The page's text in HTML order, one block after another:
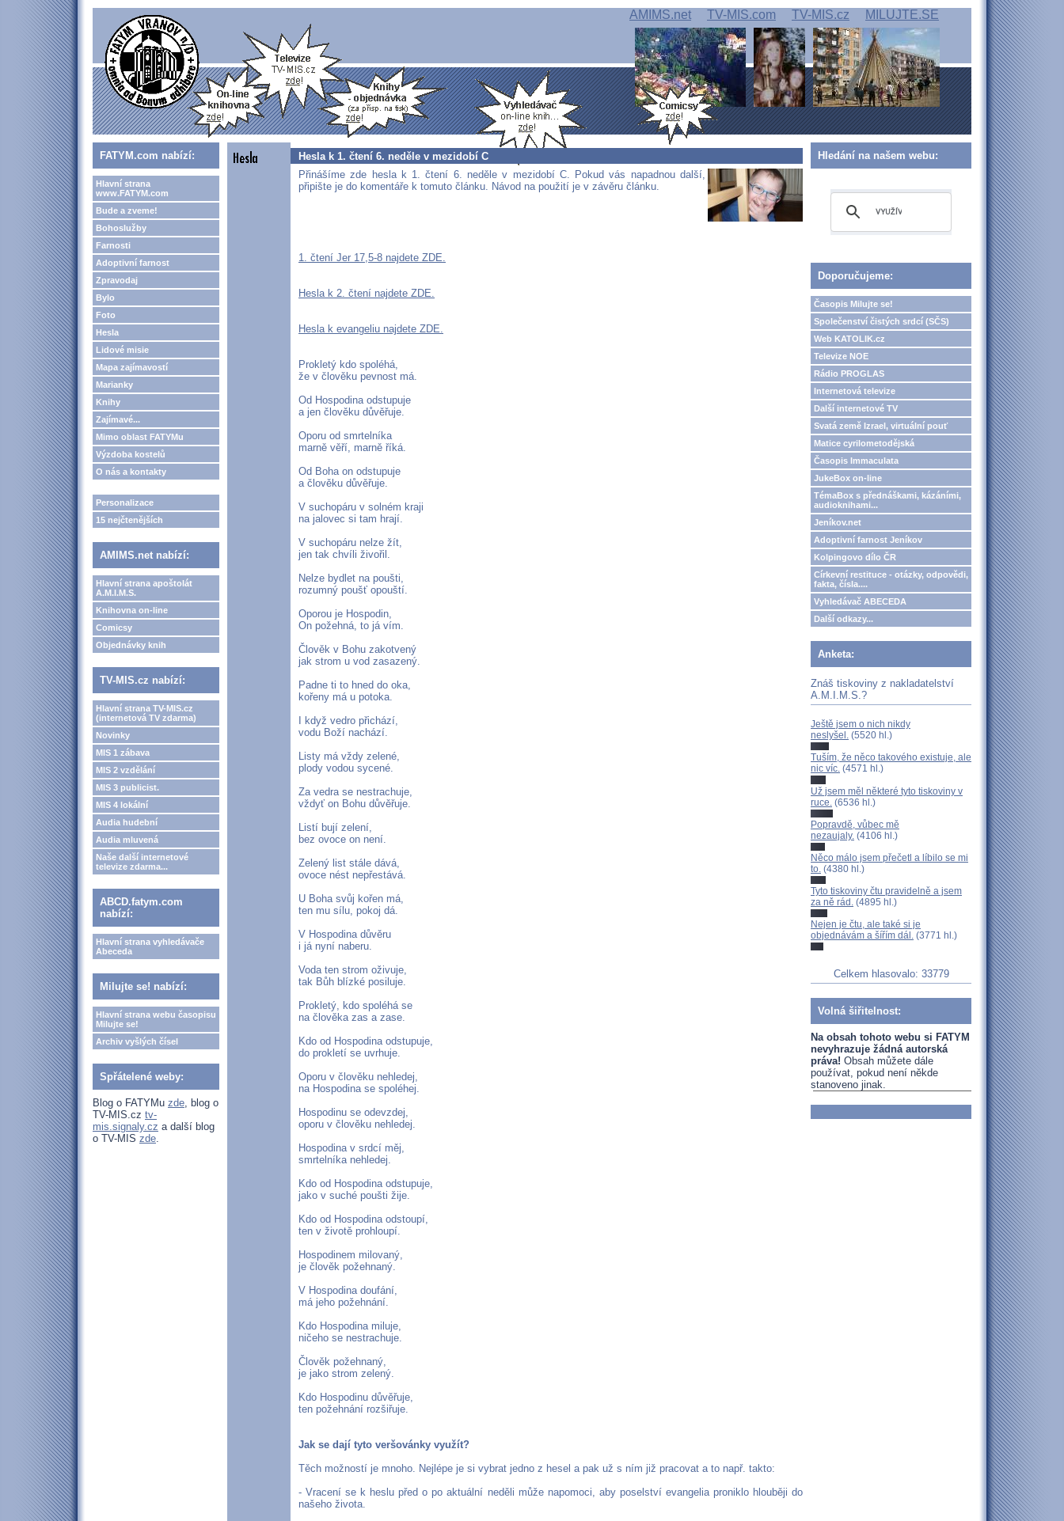
AMIMS.net TV-MIS.com TV-MIS.cz MILUJTE.SE
FATYM.com nabízí:
Hlavní strana
www.FATYM.com
Bude a zveme!
Bohoslužby
Farnosti
Adoptivní farnost
Zpravodaj
Bylo
Foto
Hesla
Lidové misie
Mapa zajímavostí
Marianky
Knihy
Zajímavé...
Mimo oblast FATYMu
Výzdoba kostelů
O nás a kontakty
Personalizace
15 nejčtenějších
AMIMS.net nabízí:
Hlavní strana apoštolát
A.M.I.M.S.
Knihovna on-line
Comicsy
Objednávky knih
TV-MIS.cz nabízí:
Hlavní strana TV-MIS.cz
(internetová TV zdarma)
Novinky
MIS 1 zábava
MIS 2 vzdělání
MIS 3 publicist.
MIS 4 lokální
Audia hudební
Audia mluvená
Naše další internetové
televize zdarma...
ABCD.fatym.com
nabízí:
Hlavní strana vyhledávače
Abeceda
Milujte se! nabízí:
Hlavní strana webu časopisu
Milujte se!
Archiv vyšlých čísel
Spřátelené weby:
Blog o FATYMu zde, blog o
TV-MIS.cz tv-
mis.signaly.cz a další blog
o TV-MIS zde.
Hesla k 1. čtení 6. neděle v mezidobí C
Přinášíme zde hesla k 1. čtení 6. neděle v mezidobí C. Pokud vás napadnou další,
připište je do komentáře k tomuto článku. Návod na použití je v závěru článku.
1. čtení Jer 17,5-8 najdete ZDE.
Hesla k 2. čtení najdete ZDE.
Hesla k evangeliu najdete ZDE.
Prokletý kdo spoléhá,
že v člověku pevnost má.
Od Hospodina odstupuje
a jen člověku důvěřuje.
Oporu od smrtelníka
marně věří, marně říká.
Od Boha on odstupuje
a člověku důvěřuje.
V suchopáru v solném kraji
na jalovec si tam hrají.
V suchopáru nelze žít,
jen tak chvíli živořil.
Nelze bydlet na poušti,
rozumný poušť opouští.
Oporou je Hospodin,
On požehná, to já vím.
Člověk v Bohu zakotvený
jak strom u vod zasazený.
Padne ti to hned do oka,
kořeny má u potoka.
I když vedro přichází,
vodu Boží nachází.
Listy má vždy zelené,
plody vodou sycené.
Za vedra se nestrachuje,
vždyť on Bohu důvěřuje.
Listí bují zelení,
bez ovoce on není.
Zelený list stále dává,
ovoce nést nepřestává.
U Boha svůj kořen má,
ten mu sílu, pokoj dá.
V Hospodina důvěru
i já nyní naberu.
Voda ten strom oživuje,
tak Bůh blízké posiluje.
Prokletý, kdo spoléhá se
na člověka zas a zase.
Kdo od Hospodina odstupuje,
do prokletí se uvrhuje.
Oporu v člověku nehledej,
na Hospodina se spoléhej.
Hospodinu se odevzdej,
oporu v člověku nehledej.
Hospodina v srdcí měj,
smrtelníka nehledej.
Kdo od Hospodina odstupuje,
jako v suché poušti žije.
Kdo od Hospodina odstoupí,
ten v životě prohloupí.
Hospodinem milovaný,
je člověk požehnaný.
V Hospodina doufání,
má jeho požehnání.
Kdo Hospodina miluje,
ničeho se nestrachuje.
Člověk požehnaný,
je jako strom zelený.
Kdo Hospodinu důvěřuje,
ten požehnání rozšiřuje.
Jak se dají tyto veršovánky využít?
Těch možností je mnoho. Nejlépe je si vybrat jedno z hesel a pak už s ním již pracovat a to např. takto:
- Vracení se k heslu před o po aktuální neděli může napomoci, aby poselství evangelia proniklo hlouběji do
našeho života.
Hledání na našem webu:
Doporučujeme:
Časopis Milujte se!
Společenství čistých srdcí (SČS)
Web KATOLIK.cz
Televize NOE
Rádio PROGLAS
Internetová televize
Další internetové TV
Svatá země Izrael, virtuální pouť
Matice cyrilometodějská
Časopis Immaculata
JukeBox on-line
TémaBox s přednáškami, kázáními,
audioknihami...
Jeníkov.net
Adoptivní farnost Jeníkov
Kolpingovo dílo ČR
Církevní restituce - otázky, odpovědi,
fakta, čísla....
Vyhledávač ABECEDA
Další odkazy...
Anketa:
Znáš tiskoviny z nakladatelství
A.M.I.M.S.?
Ještě jsem o nich nikdy
neslyšel. (5520 hl.)
Tuším, že něco takového existuje, ale
nic víc. (4571 hl.)
Už jsem měl některé tyto tiskoviny v
ruce. (6536 hl.)
Popravdě, vůbec mě
nezaujaly. (4106 hl.)
Něco málo jsem přečetl a líbilo se mi
to. (4380 hl.)
Tyto tiskoviny čtu pravidelně a jsem
za ně rád. (4895 hl.)
Nejen je čtu, ale také si je
objednávám a šířím dál. (3771 hl.)
Celkem hlasovalo: 33779
Volná šiřitelnost:
Na obsah tohoto webu si FATYM
nevyhrazuje žádná autorská
práva! Obsah můžete dále
používat, pokud není někde
stanoveno jinak.